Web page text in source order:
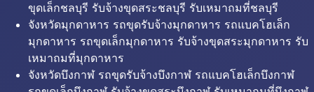
ขุดเล็กชลบุรี รับจ้างขุดสระชลบุรี รับเหมาถมที่ชลบุรี
จังหวัดมุกดาหาร รถขุดรับจ้างมุกดาหาร รถแบคโฮเล็ก
มุกดาหาร รถขุดเล็กมุกดาหาร รับจ้างขุดสระมุกดาหาร รับ
เหมาถมที่มุกดาหาร
จังหวัดบึงกาฬ รถขุดรับจ้างบึงกาฬ รถแบคโฮเล็กบึงกาฬ